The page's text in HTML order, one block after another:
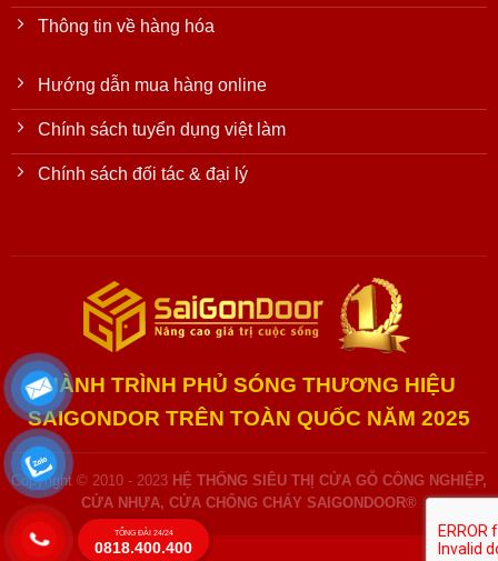
Thông tin về hàng hóa
Hướng dẫn mua hàng online
Chính sách tuyển dụng việt làm
Chính sách đối tác & đại lý
HÀNH TRÌNH PHỦ SÓNG THƯƠNG HIỆU
SAIGONDOR TRÊN TOÀN QUỐC NĂM 2025
Copyright © 2010 - 2023 HỆ THỐNG SIÊU THỊ CỬA GỖ CÔNG NGHIỆP,
CỬA NHỰA, CỬA CHỐNG CHÁY SAIGONDOOR®
TỔNG ĐÀI 24/24
0818.400.400